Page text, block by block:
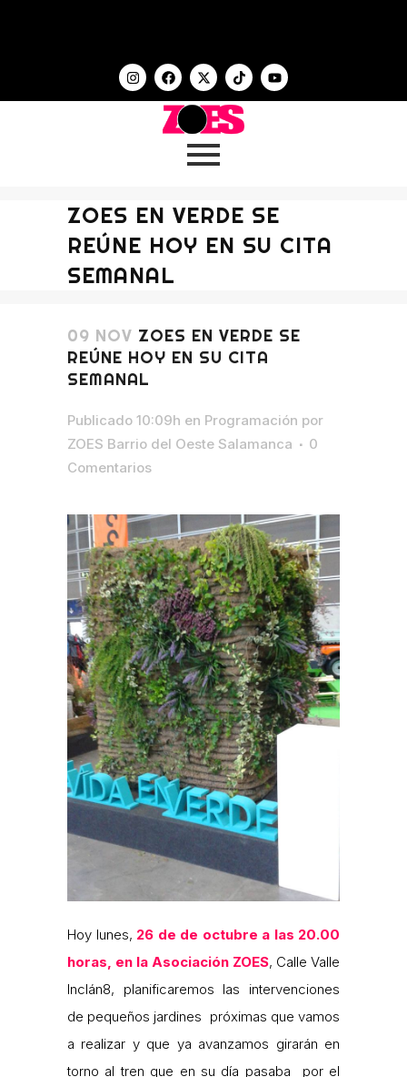
ZOES EN VERDE SE
REÚNE HOY EN SU CITA
SEMANAL
09 NOV ZOES EN VERDE SE
REÚNE HOY EN SU CITA
SEMANAL
Publicado 10:09h en Programación por
ZOES Barrio del Oeste Salamanca
0
Comentarios
Hoy lunes, 26 de de octubre a las 20.00
horas, en la Asociación ZOES, Calle Valle
Inclán8, planificaremos las intervenciones
de pequeños jardines próximas que vamos
a realizar y que ya avanzamos girarán en
torno al tren que en su día pasaba por el